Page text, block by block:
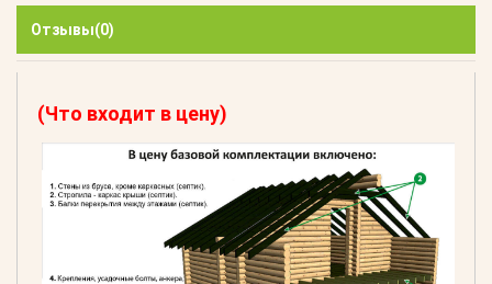
Отзывы(0)
(Что входит в цену)